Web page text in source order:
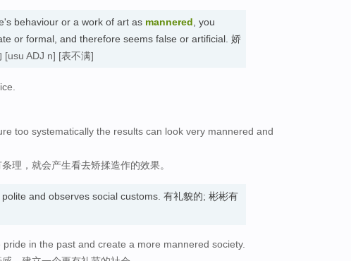
behaviour or a work of art as mannered , you
or formal, and therefore seems false or artificial. 娇
[usu ADJ n] [表不满]
too systematically the results can look very mannered and
理，就会产生看去矫揉造作的效果。
and observes social customs. 有礼貌的; 彬彬有
in the past and create a more mannered society.